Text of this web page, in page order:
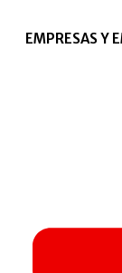
EMPRESAS Y